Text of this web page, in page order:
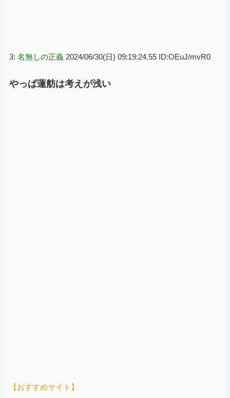
3: 名無しの正義 2024/06/30(日) 09:19:24.55 ID:OEuJ/mvR0
やっぱ蓮舫は考えが浅い
【おすすめサイト】